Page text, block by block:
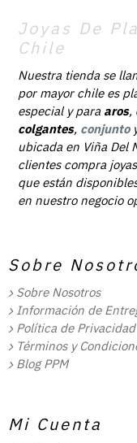
Joyas De
Chile
Nuestra tienda se
por mayor chile es
especial y para aros,
colgantes, conjunto
ubicada en Viña Del
clientes compra
que están
en nuestro negocio
Sobre
Sobre Nosotros
Información de
Política de Privacidad
Términos y
Blog PPM
Mi Cuenta